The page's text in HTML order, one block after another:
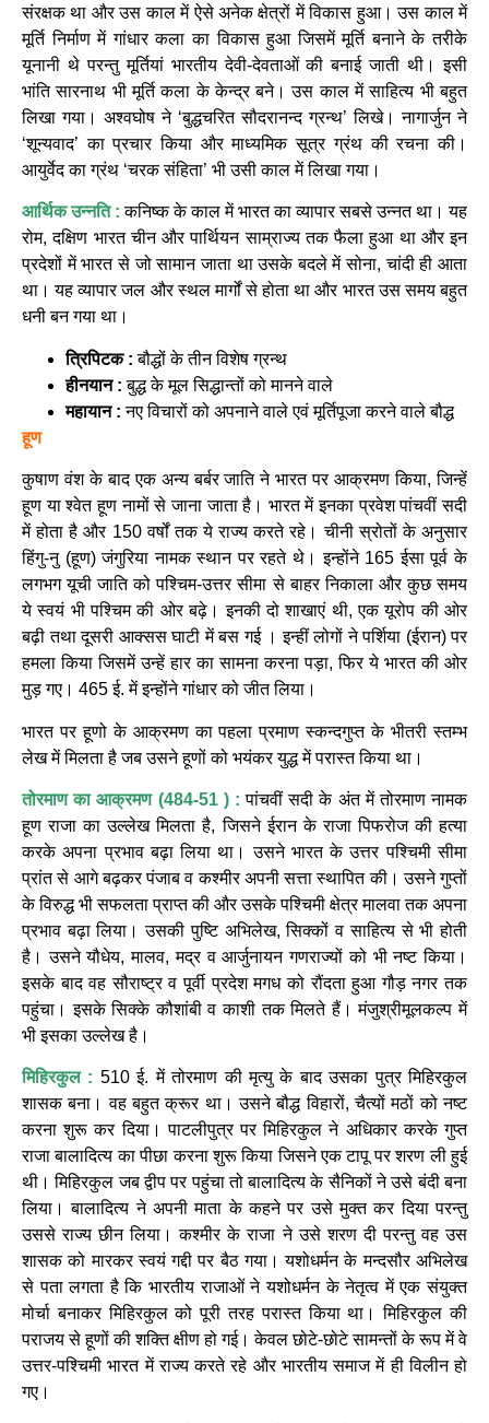
संरक्षक था और उस काल में ऐसे अनेक क्षेत्रों में विकास हुआ। उस काल में
मूर्ति निर्माण में गांधार कला का विकास हुआ जिसमें मूर्ति बनाने के तरीके
यूनानी थे परन्तु मूर्तियां भारतीय देवी-देवताओं की बनाई जाती थी। इसी
भांति सारनाथ भी मूर्ति कला के केन्द्र बने। उस काल में साहित्य भी बहुत
लिखा गया। अश्वघोष ने ‘बुद्धचरित सौदरानन्द ग्रन्थ’ लिखे। नागार्जुन ने
‘शून्यवाद’ का प्रचार किया और माध्यमिक सूत्र ग्रंथ की रचना की।
आयुर्वेद का ग्रंथ ‘चरक संहिता’ भी उसी काल में लिखा गया।
आर्थिक उन्नति : कनिष्क के काल में भारत का व्यापार सबसे उन्नत था। यह
रोम, दक्षिण भारत चीन और पार्थियन साम्राज्य तक फैला हुआ था और इन
प्रदेशों में भारत से जो सामान जाता था उसके बदले में सोना, चांदी ही आता
था। यह व्यापार जल और स्थल मार्गों से होता था और भारत उस समय बहुत
धनी बन गया था।
त्रिपिटक : बौद्धों के तीन विशेष ग्रन्थ
हीनयान : बुद्ध के मूल सिद्धान्तों को मानने वाले
महायान : नए विचारों को अपनाने वाले एवं मूर्तिपूजा करने वाले बौद्ध
हूण
कुषाण वंश के बाद एक अन्य बर्बर जाति ने भारत पर आक्रमण किया, जिन्हें
हूण या श्वेत हूण नामों से जाना जाता है। भारत में इनका प्रवेश पांचवीं सदी
में होता है और 150 वर्षों तक ये राज्य करते रहे। चीनी स्रोतों के अनुसार
हिंगु-नु (हूण) जंगुरिया नामक स्थान पर रहते थे। इन्होंने 165 ईसा पूर्व के
लगभग यूची जाति को पश्चिम-उत्तर सीमा से बाहर निकाला और कुछ समय
ये स्वयं भी पश्चिम की ओर बढ़े। इनकी दो शाखाएं थी, एक यूरोप की ओर
बढ़ी तथा दूसरी आक्सस घाटी में बस गई । इन्हीं लोगों ने पर्शिया (ईरान) पर
हमला किया जिसमें उन्हें हार का सामना करना पड़ा, फिर ये भारत की ओर
मुड़ गए। 465 ई. में इन्होंने गांधार को जीत लिया।
भारत पर हूणो के आक्रमण का पहला प्रमाण स्कन्दगुप्त के भीतरी स्तम्भ
लेख में मिलता है जब उसने हूणों को भयंकर युद्ध में परास्त किया था।
तोरमाण का आक्रमण (484-51 ) : पांचवीं सदी के अंत में तोरमाण नामक
हूण राजा का उल्लेख मिलता है, जिसने ईरान के राजा पिफरोज की हत्या
करके अपना प्रभाव बढ़ा लिया था। उसने भारत के उत्तर पश्चिमी सीमा
प्रांत से आगे बढ़कर पंजाब व कश्मीर अपनी सत्ता स्थापित की। उसने गुप्तों
के विरुद्ध भी सफलता प्राप्त की और उसके पश्चिमी क्षेत्र मालवा तक अपना
प्रभाव बढ़ा लिया। उसकी पुष्टि अभिलेख, सिक्कों व साहित्य से भी होती
है। उसने यौधेय, मालव, मद्र व आर्जुनायन गणराज्यों को भी नष्ट किया।
इसके बाद वह सौराष्ट्र व पूर्वी प्रदेश मगध को रौंदता हुआ गौड़ नगर तक
पहुंचा। इसके सिक्के कौशांबी व काशी तक मिलते हैं। मंजुश्रीमूलकल्प में
भी इसका उल्लेख है।
मिहिरकुल : 510 ई. में तोरमाण की मृत्यु के बाद उसका पुत्र मिहिरकुल
शासक बना। वह बहुत क्रूर था। उसने बौद्ध विहारों, चैत्यों मठों को नष्ट
करना शुरू कर दिया। पाटलीपुत्र पर मिहिरकुल ने अधिकार करके गुप्त
राजा बालादित्य का पीछा करना शुरू किया जिसने एक टापू पर शरण ली हुई
थी। मिहिरकुल जब द्वीप पर पहुंचा तो बालादित्य के सैनिकों ने उसे बंदी बना
लिया। बालादित्य ने अपनी माता के कहने पर उसे मुक्त कर दिया परन्तु
उससे राज्य छीन लिया। कश्मीर के राजा ने उसे शरण दी परन्तु वह उस
शासक को मारकर स्वयं गद्दी पर बैठ गया। यशोधर्मन के मन्दसौर अभिलेख
से पता लगता है कि भारतीय राजाओं ने यशोधर्मन के नेतृत्व में एक संयुक्त
मोर्चा बनाकर मिहिरकुल को पूरी तरह परास्त किया था। मिहिरकुल की
पराजय से हूणों की शक्ति क्षीण हो गई। केवल छोटे-छोटे सामन्तों के रूप में वे
उत्तर-पश्चिमी भारत में राज्य करते रहे और भारतीय समाज में ही विलीन हो
गए।